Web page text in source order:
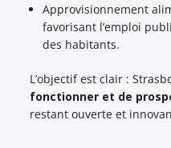
Approvisionnement
favorisant l’emploi
des habitants.
L’objectif est clair :
fonctionner et de
restant ouverte et